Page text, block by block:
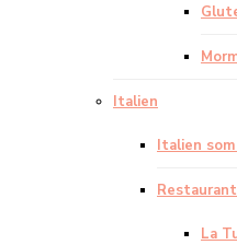
Italien
Italien
La